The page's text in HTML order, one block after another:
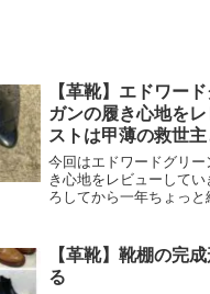
【革靴】エドワー
ガンの履き心地を
ストは甲薄の救世
か！？
今回はエドワードグリ
き心地をレビューして
ろしてから一年ちょっ
ですかね。たぶん。まだ
あるかと...
【革靴】靴棚の完
る